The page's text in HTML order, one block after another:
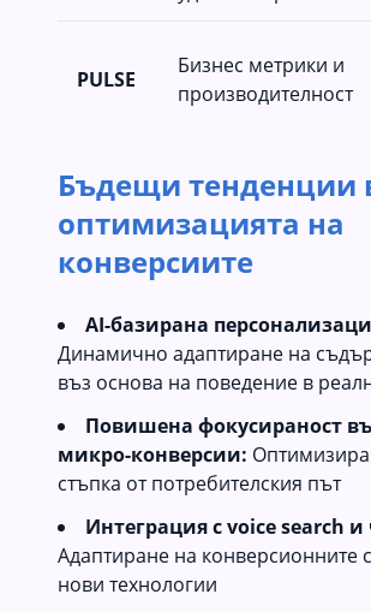
PULSE
Бизнес метрики и
производителност
Бъдещи тенденции
оптимизацията на
конверсиите
AI-базирана
Динамично адаптиране на
въз основа на поведение в
Повишена фокусираност
микро-конверсии:
стъпка от потребителския път
Интеграция с voice search
Адаптиране на конверсионните
нови технологии